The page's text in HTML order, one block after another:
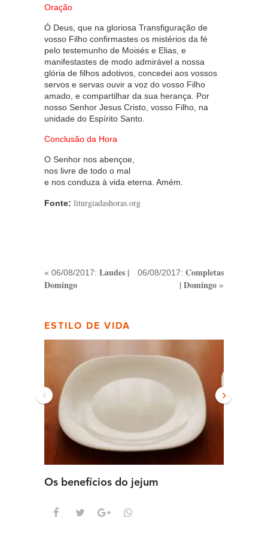
Oração
Ó Deus, que na gloriosa Transfiguração de
vosso Filho confirmastes os mistérios da fé
pelo testemunho de Moisés e Elias, e
manifestastes de modo admirável a nossa
glória de filhos adotivos, concedei aos vossos
servos e servas ouvir a voz do vosso Filho
amado, e compartilhar da sua herança. Por
nosso Senhor Jesus Cristo, vosso Filho, na
unidade do Espírito Santo.
Conclusão da Hora
O Senhor nos abençoe,
nos livre de todo o mal
e nos conduza à vida eterna. Amém.
Fonte: liturgiadashoras.org
« 06/08/2017: Laudes |
Domingo
06/08/2017: Completas
| Domingo »
ESTILO DE VIDA
Os benefícios do jejum
‹ ›